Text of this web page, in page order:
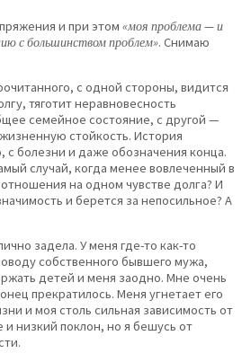
и при этом «моя проблема — и
с большинством проблем». Снимаю
с одной стороны, видится
тяготит неравновесность
семейное состояние, с другой —
стойкость. История
с болезни и даже обозначения конца.
случай, когда менее вовлеченный в
на одном чувстве долга? И
и берется за непосильное? А
задела. У меня где-то как-то
собственного бывшего мужа,
детей и меня заодно. Мне очень
прекратилось. Меня угнетает его
и моя столь сильная зависимость от
низкий поклон, но я бешусь от